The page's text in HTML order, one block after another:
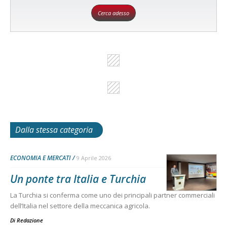
Cerca adesso
Dalla stessa categoria
ECONOMIA E MERCATI 9 Aprile 2026
Un ponte tra Italia e Turchia
La Turchia si conferma come uno dei principali partner commerciali
dell’Italia nel settore della meccanica agricola.
Di Redazione